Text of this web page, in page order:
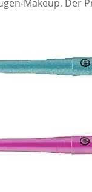
Makeup. Der